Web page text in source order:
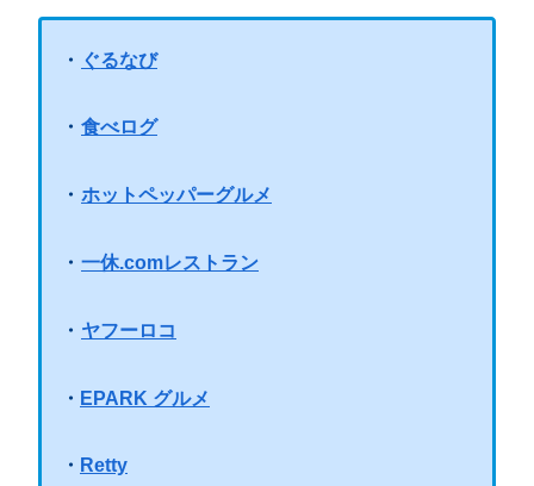
・ ぐるなび
・ 食べログ
・ ホットペッパーグルメ
・ 一休.comレストラン
・ ヤフーロコ
・ EPARK グルメ
・ Retty